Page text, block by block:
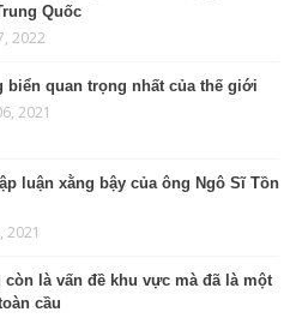
Quốc
2022
biển quan trọng nhất của thế giới
2021
luận xằng bậy của ông Ngô Sĩ Tồn
2021
còn là vấn đề khu vực mà đã là một
cầu